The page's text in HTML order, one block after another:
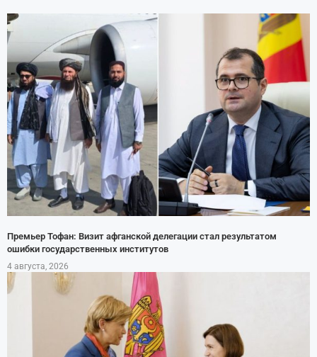
Премьер Тофан: Визит афганской делегации стал результатом
ошибки государственных институтов
4 августа, 2026